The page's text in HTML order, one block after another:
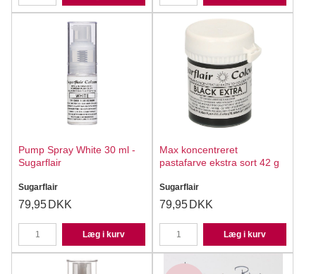
Pump Spray White 30 ml -
Sugarflair
Sugarflair
79,95 DKK
Læg i kurv
Max koncentreret
pastafarve ekstra sort 42 g
Sugarflair
79,95 DKK
Læg i kurv